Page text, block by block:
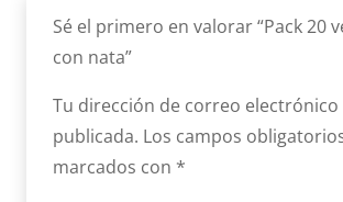
Sé el primero en valorar “Pack 20
con nata”
Tu dirección de correo electrónico
publicada. Los campos
marcados con *